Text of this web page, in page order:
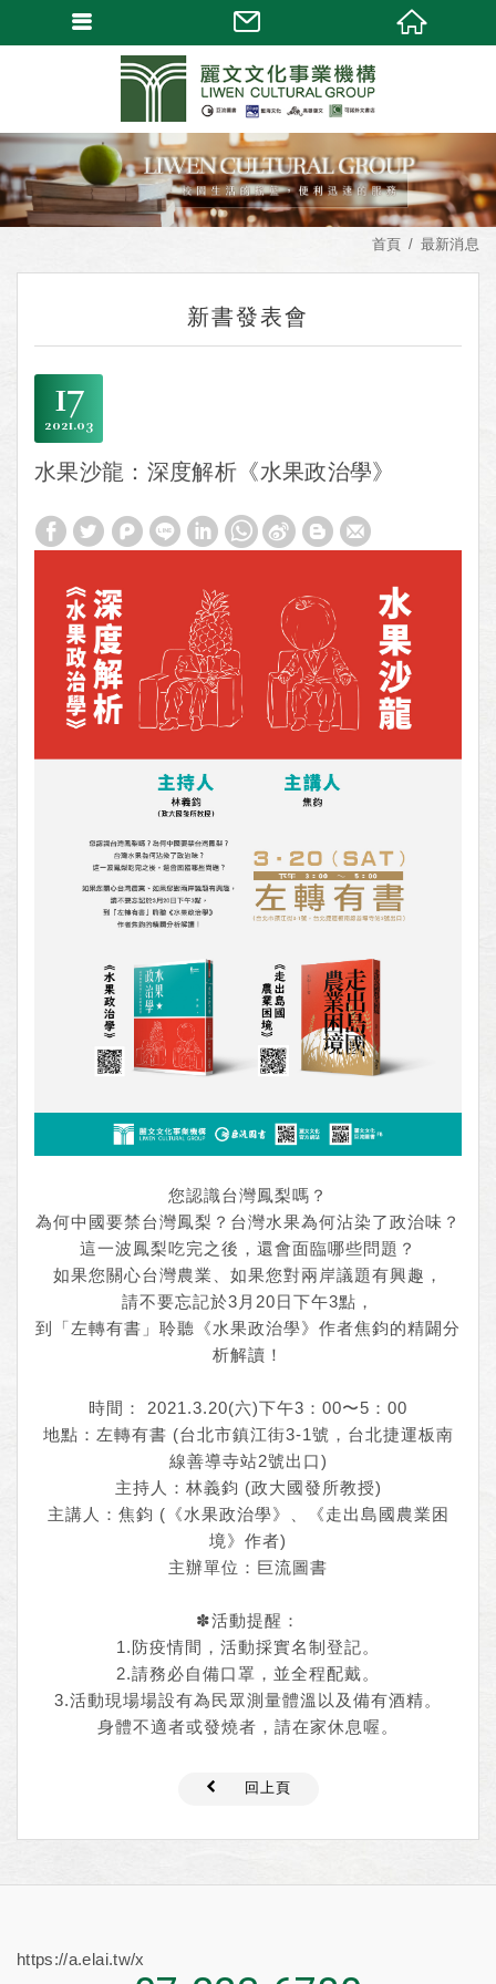
首頁 最新消息
新書發表會
17
03
2021
水果沙龍：深度解析《水果政治學》
您認識台灣鳳梨嗎？
為何中國要禁台灣鳳梨？台灣水果為何沾染了政治味？
這一波鳳梨吃完之後，還會面臨哪些問題？
如果您關心台灣農業、如果您對兩岸議題有興趣，
請不要忘記於3月20日下午3點，
到「左轉有書」聆聽《水果政治學》作者焦鈞的精闢分
析解讀！
時間： 2021.3.20(六)下午3：00〜5：00
地點：左轉有書 (台北市鎮江街3-1號，台北捷運板南
線善導寺站2號出口)
主持人：林義鈞 (政大國發所教授)
主講人：焦鈞 (《水果政治學》、《走出島國農業困
境》作者)
主辦單位：巨流圖書
✽活動提醒：
1.防疫情間，活動採實名制登記。
2.請務必自備口罩，並全程配戴。
3.活動現場場設有為民眾測量體溫以及備有酒精。
身體不適者或發燒者，請在家休息喔。
回上頁
https://a.elai.tw/x